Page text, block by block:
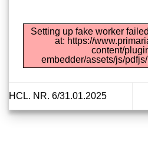
Setting up fake worker
at: https://
content/
embedder/assets/js/
HCL. NR. 6/31.01.2025